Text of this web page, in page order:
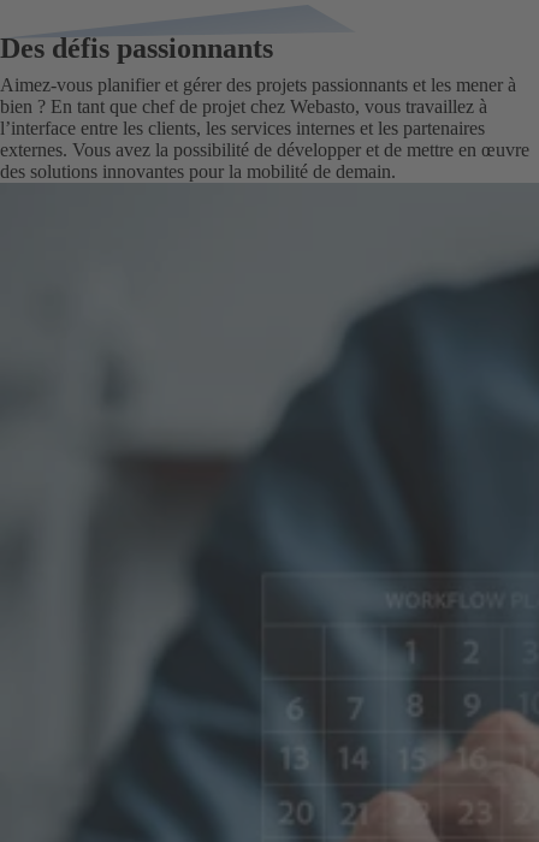
Des défis passionnants
Aimez-vous planifier et gérer des projets passionnants et les mener à
bien ? En tant que chef de projet chez Webasto, vous travaillez à
l’interface entre les clients, les services internes et les partenaires
externes. Vous avez la possibilité de développer et de mettre en œuvre
des solutions innovantes pour la mobilité de demain.